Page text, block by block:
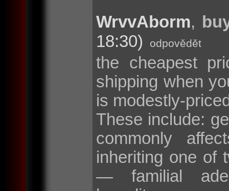
WrvvAborm,
18:30)
odpovědět
the cheapest
shipping when
is modestly-
These include:
commonly
inheriting one of
— familial